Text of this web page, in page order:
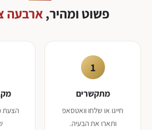
פשוט ומהיר,ארבעה
1
מתקשרים
חייגו או שלחו וואטסאפ
ותארו את הבעיה.
הצעת